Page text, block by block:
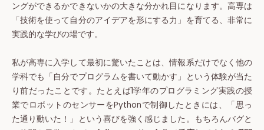
ングができるかできないかの大きな分かれ目になります。高専は
「技術を使って自分のアイデアを形にする力」を育てる、非常に
実践的な学びの場です。
私が高専に入学して最初に驚いたことは、情報系だけでなく他の
学科でも「自分でプログラムを書いて動かす」という体験が当た
り前だったことです。たとえば1学年のプログラミング実践の授
業でロボットのセンサーをPythonで制御したときには、「思っ
た通り動いた！」という喜びを強く感じました。もちろんバグと